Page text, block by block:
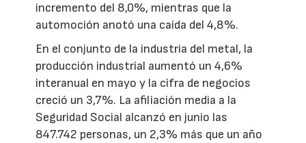
incremento del 8,0%, mientras que la
automoción anotó una caída del 4,8%.
En el conjunto de la industria del metal, la
producción industrial aumentó un 4,6%
interanual en mayo y la cifra de negocios
creció un 3,7%. La afiliación media a la
Seguridad Social alcanzó en junio las
847.742 personas, un 2,3% más que un año